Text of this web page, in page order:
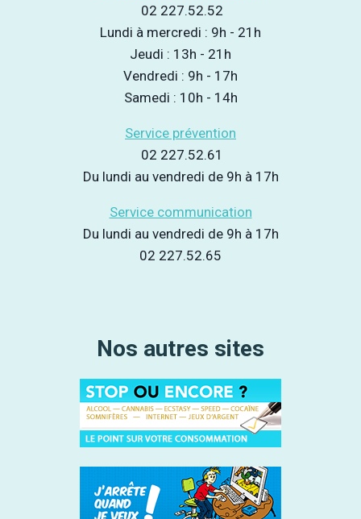
02 227.52.52
Lundi à mercredi : 9h - 21h
Jeudi : 13h - 21h
Vendredi : 9h - 17h
Samedi : 10h - 14h
Service prévention
02 227.52.61
Du lundi au vendredi de 9h à 17h
Service communication
Du lundi au vendredi de 9h à 17h
02 227.52.65
Nos autres sites